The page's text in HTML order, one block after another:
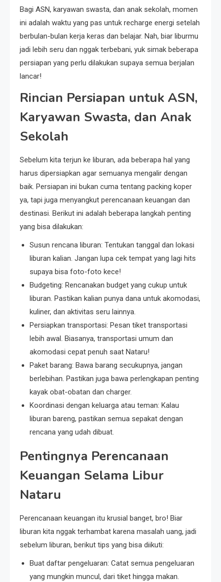
Bagi ASN, karyawan swasta, dan anak sekolah, momen
ini adalah waktu yang pas untuk recharge energi setelah
berbulan-bulan kerja keras dan belajar. Nah, biar liburmu
jadi lebih seru dan nggak terbebani, yuk simak beberapa
persiapan yang perlu dilakukan supaya semua berjalan
lancar!
Rincian Persiapan untuk ASN,
Karyawan Swasta, dan Anak
Sekolah
Sebelum kita terjun ke liburan, ada beberapa hal yang
harus dipersiapkan agar semuanya mengalir dengan
baik. Persiapan ini bukan cuma tentang packing koper
ya, tapi juga menyangkut perencanaan keuangan dan
destinasi. Berikut ini adalah beberapa langkah penting
yang bisa dilakukan:
Susun rencana liburan: Tentukan tanggal dan lokasi
liburan kalian. Jangan lupa cek tempat yang lagi hits
supaya bisa foto-foto kece!
Budgeting: Rencanakan budget yang cukup untuk
liburan. Pastikan kalian punya dana untuk akomodasi,
kuliner, dan aktivitas seru lainnya.
Persiapkan transportasi: Pesan tiket transportasi
lebih awal. Biasanya, transportasi umum dan
akomodasi cepat penuh saat Nataru!
Paket barang: Bawa barang secukupnya, jangan
berlebihan. Pastikan juga bawa perlengkapan penting
kayak obat-obatan dan charger.
Koordinasi dengan keluarga atau teman: Kalau
liburan bareng, pastikan semua sepakat dengan
rencana yang udah dibuat.
Pentingnya Perencanaan
Keuangan Selama Libur
Nataru
Perencanaan keuangan itu krusial banget, bro! Biar
liburan kita nggak terhambat karena masalah uang, jadi
sebelum liburan, berikut tips yang bisa diikuti:
Buat daftar pengeluaran: Catat semua pengeluaran
yang mungkin muncul, dari tiket hingga makan.